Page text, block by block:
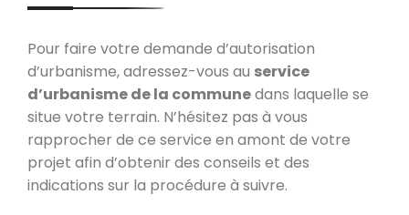
Pour faire votre demande d’autorisation
d’urbanisme, adressez-vous au service
d’urbanisme de la communedans laquelle se
situe votre terrain. N’hésitez pas à vous
rapprocher de ce service en amont de votre
projet afin d’obtenir des conseils et des
indications sur la procédure à suivre.